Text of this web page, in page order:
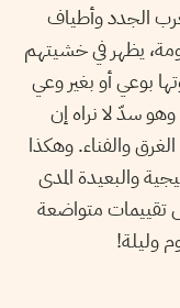
الجدد وأطياف
يظهر في خشيتهم
بوعي أو بغير وعي
سدّ لا نراه إن
والفناء. وهكذا
والبعيدة المدى
تقييمات متواضعة
وليلة!